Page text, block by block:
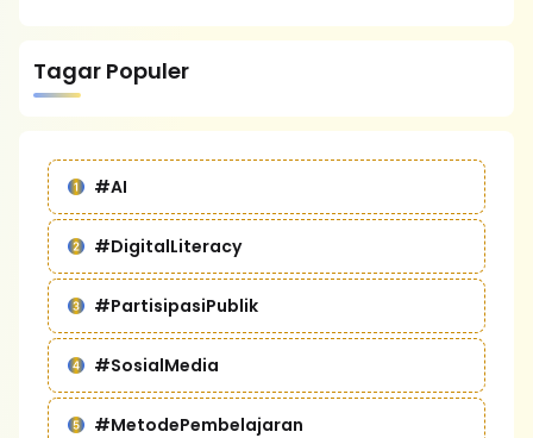
Tagar Populer
#AI
#DigitalLiteracy
#PartisipasiPublik
#SosialMedia
#MetodePembelajaran